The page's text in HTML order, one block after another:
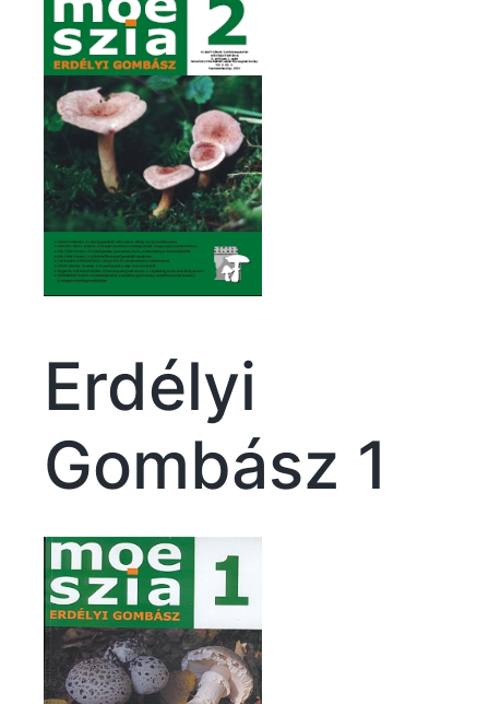
Erdélyi
Gombász 1